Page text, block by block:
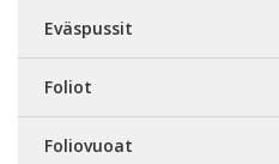
Eväspussit
Foliot
Foliovuoat